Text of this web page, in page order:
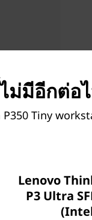
ม่มีอีกต่อ
Tiny
Lenovo
P3 Ultra